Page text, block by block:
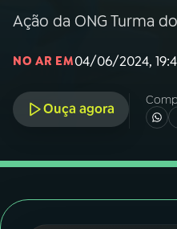
Ação da ONG Turma
NO AR EM04/06/2024,
Ouça agora